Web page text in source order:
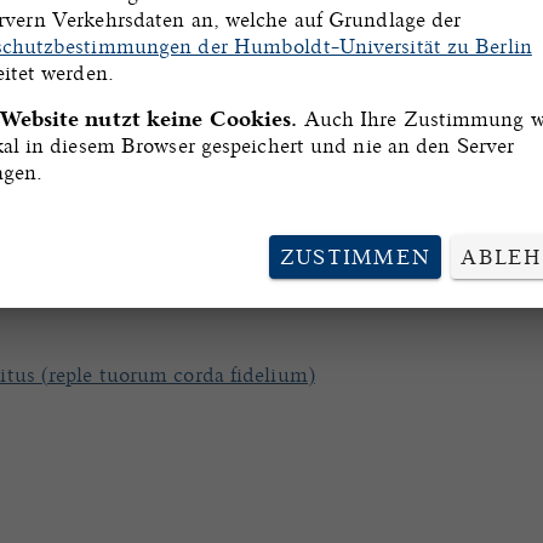
Voragine: 'Legenda aurea', lat., darin dt.:'Veni sancte
Archivbeschreibung: Stuttgart, LB, Cod. theol.
(reple tuorum corda fidelium)
Verkehrsdaten an, welche auf Grundlage der
der Humboldt-Universität zu Berlin
werden.
nutzt keine Cookies. Auch Ihre Zustimmung
in diesem Browser gespeichert und nie an den Server
ZUSTIMMEN